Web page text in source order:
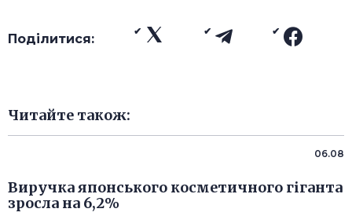
Поділитися:
Читайте також:
06.08
Виручка японського косметичного гіганта
зросла на 6,2%